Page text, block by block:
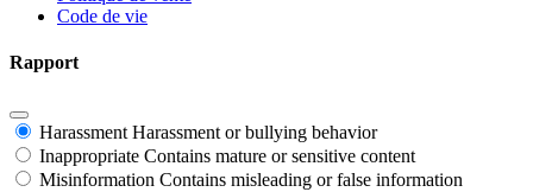
Code de vie
Rapport
Harassment Harassment or bullying behavior
Inappropriate Contains mature or sensitive content
Misinformation Contains misleading or false information